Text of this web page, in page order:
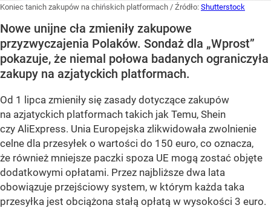
Koniec tanich zakupów na chińskich platformach / Źródło: Shutterstock
Nowe unijne cła zmieniły zakupowe
przyzwyczajenia Polaków. Sondaż dla „Wprost”
pokazuje, że niemal połowa badanych ograniczyła
zakupy na azjatyckich platformach.
Od 1 lipca zmieniły się zasady dotyczące zakupów
na azjatyckich platformach takich jak Temu, Shein
czy AliExpress. Unia Europejska zlikwidowała zwolnienie
celne dla przesyłek o wartości do 150 euro, co oznacza,
że również mniejsze paczki spoza UE mogą zostać objęte
dodatkowymi opłatami. Przez najbliższe dwa lata
obowiązuje przejściowy system, w którym każda taka
przesyłka jest obciążona stałą opłatą w wysokości 3 euro.